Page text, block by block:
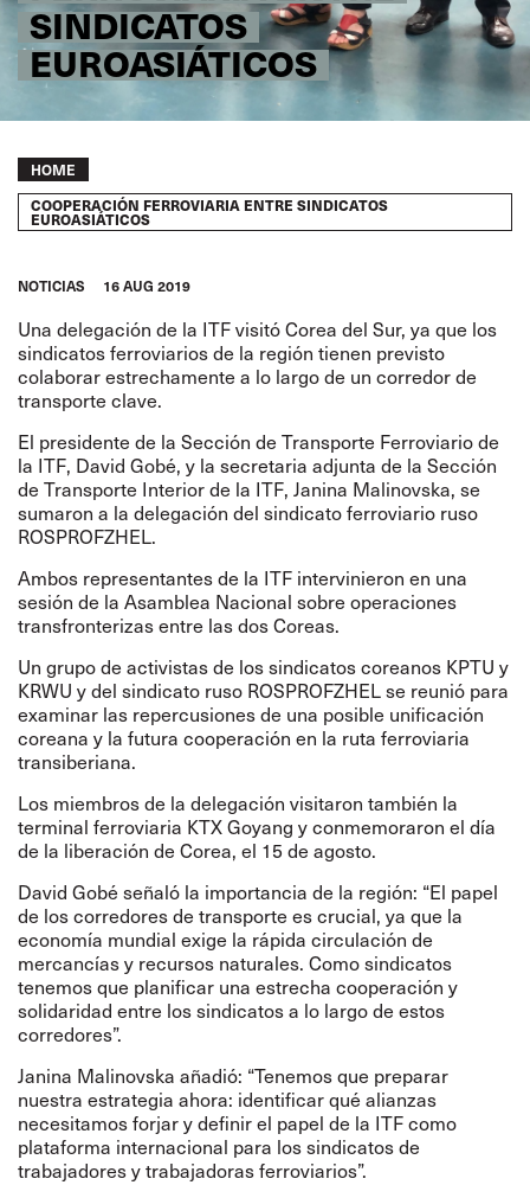
SINDICATOS
EUROASIÁTICOS
Breadcrumb
HOME
COOPERACIÓN FERROVIARIA ENTRE SINDICATOS
EUROASIÁTICOS
NOTICIAS 16 AUG 2019
Una delegación de la ITF visitó Corea del Sur, ya que los
sindicatos ferroviarios de la región tienen previsto
colaborar estrechamente a lo largo de un corredor de
transporte clave.
El presidente de la Sección de Transporte Ferroviario de
la ITF, David Gobé, y la secretaria adjunta de la Sección
de Transporte Interior de la ITF, Janina Malinovska, se
sumaron a la delegación del sindicato ferroviario ruso
ROSPROFZHEL.
Ambos representantes de la ITF intervinieron en una
sesión de la Asamblea Nacional sobre operaciones
transfronterizas entre las dos Coreas.
Un grupo de activistas de los sindicatos coreanos KPTU y
KRWU y del sindicato ruso ROSPROFZHEL se reunió para
examinar las repercusiones de una posible unificación
coreana y la futura cooperación en la ruta ferroviaria
transiberiana.
Los miembros de la delegación visitaron también la
terminal ferroviaria KTX Goyang y conmemoraron el día
de la liberación de Corea, el 15 de agosto.
David Gobé señaló la importancia de la región: “El papel
de los corredores de transporte es crucial, ya que la
economía mundial exige la rápida circulación de
mercancías y recursos naturales. Como sindicatos
tenemos que planificar una estrecha cooperación y
solidaridad entre los sindicatos a lo largo de estos
corredores”.
Janina Malinovska añadió: “Tenemos que preparar
nuestra estrategia ahora: identificar qué alianzas
necesitamos forjar y definir el papel de la ITF como
plataforma internacional para los sindicatos de
trabajadores y trabajadoras ferroviarios”.